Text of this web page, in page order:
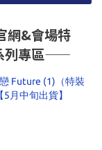
網&會場特
專區――